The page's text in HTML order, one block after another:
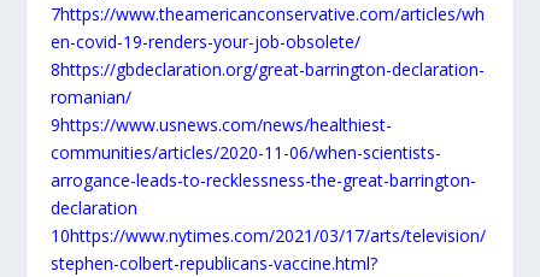
7https://www.theamericanconservative.com/articles/wh
en-covid-19-renders-your-job-obsolete/
8https://gbdeclaration.org/great-barrington-declaration-
romanian/
9https://www.usnews.com/news/healthiest-
communities/articles/2020-11-06/when-scientists-
arrogance-leads-to-recklessness-the-great-barrington-
declaration
10https://www.nytimes.com/2021/03/17/arts/television/
stephen-colbert-republicans-vaccine.html?